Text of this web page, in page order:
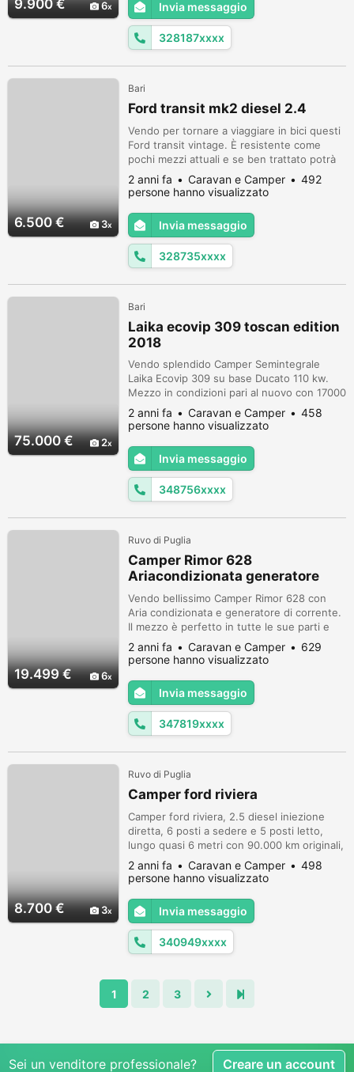
9.900 € 6
accessori quali.. : - Aria condizionata
Dometic - Antenna TV con palo...
Invia messaggio
328187xxxx
6.500 € 3
Bari
Ford transit mk2 diesel 2.4
Vendo per tornare a viaggiare in bici questi
Ford transit vintage. È resistente come
pochi mezzi attuali e se ben trattato potrà
ancora dare tante emozioni al prossimo
proprietario. Frigo, stufa, caldaia tutto
funziona perfettamente. Ha anche i suoi
difetti di un mezzo quarantenne di cui
possiamo parlare durante un contatto
telefonico in maniera aperta e sch...
2 anni fa Caravan e Camper
492
persone hanno visualizzato
Invia messaggio
328735xxxx
75.000 € 2
Bari
Laika ecovip 309 toscan edition
2018
Vendo splendido Camper Semintegrale
Laika Ecovip 309 su base Ducato 110 kw.
Mezzo in condizioni pari al nuovo con 17000
km originali, sempre tagliandato e tenuto al
coperto in apposito box. 4 posti letto e
viaggio: letto basculante su dînette centrale
e letto matrimoniale posteriore
Riscaldamento Truma con acqua calda, wc
con doccia separata, gas a 3 fuochi,...
2 anni fa Caravan e Camper
458
persone hanno visualizzato
Invia messaggio
348756xxxx
19.499 € 6
Ruvo di Puglia
Camper Rimor 628
Ariacondizionata generatore
corr
Vendo bellissimo Camper Rimor 628 con
Aria condizionata e generatore di corrente.
Il mezzo è perfetto in tutte le sue parti e
quindi disponibile ad ogni prova.
Caratteristiche, rimestato, tendano Fiamma
F45di mt 4 nuovo, doppio finestrino in
mansarda, zanzariere su ogni finestrino,
parta d'entrata e oblò, portabici nuovo,
doppio serb acque chiare, doppio acq...
2 anni fa Caravan e Camper
629
persone hanno visualizzato
Invia messaggio
347819xxxx
8.700 € 3
Ruvo di Puglia
Camper ford riviera
Camper ford riviera, 2.5 diesel iniezione
diretta, 6 posti a sedere e 5 posti letto,
lungo quasi 6 metri con 90.000 km originali,
consumi bassisimi, pronto per partire tutto
funzionante, ultimi lavori eseguiti : -Cambio
olio e filtri -sostituzione cinghia di
distribuzione -sostituzione pasticche freni -
sostituzione pneumatici. No perditempo,
info 3409491922.
2 anni fa Caravan e Camper
498
persone hanno visualizzato
Invia messaggio
340949xxxx
1 2 3
Sei un venditore professionale? Creare un account